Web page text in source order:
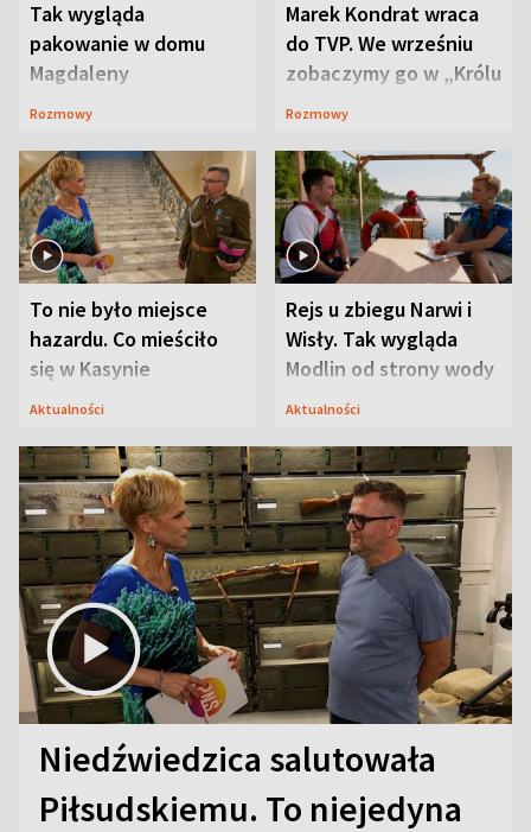
Tak wygląda
pakowanie w domu
Magdaleny
Waligórskiej-Lisieckiej.
Rozmowy
Marek Kondrat wraca
do TVP. We wrześniu
zobaczymy go w „Królu
Maciusiu I”
Rozmowy
To nie było miejsce
hazardu. Co mieściło
się w Kasynie
Oficerskim?
Aktualności
Rejs u zbiegu Narwi i
Wisły. Tak wygląda
Modlin od strony wody
Aktualności
Niedźwiedzica salutowała
Piłsudskiemu. To niejedyna